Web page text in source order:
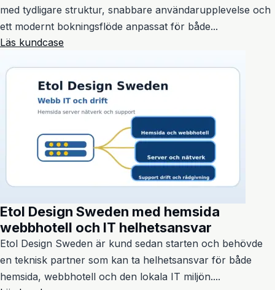
med tydligare struktur, snabbare användarupplevelse och
ett modernt bokningsflöde anpassat för både...
Läs kundcase
Etol Design Sweden med hemsida
webbhotell och IT helhetsansvar
Etol Design Sweden är kund sedan starten och behövde
en teknisk partner som kan ta helhetsansvar för både
hemsida, webbhotell och den lokala IT miljön....